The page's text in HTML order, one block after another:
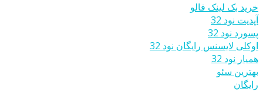
خرید بک لینک فالو
آپدیت نود 32
پسورد نود 32
اوکلی لایسنس رایگان نود 32
همیار نود 32
بهترین سئو
رایگان